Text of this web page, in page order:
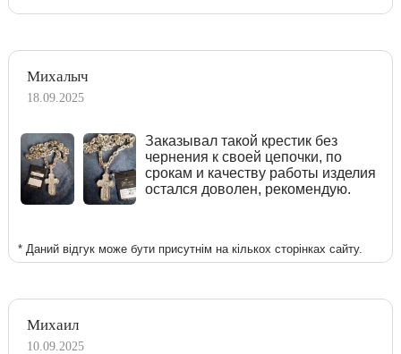
Михалыч
18.09.2025
Заказывал такой крестик без
чернения к своей цепочки, по
срокам и качеству работы изделия
остался доволен, рекомендую.
* Даний відгук може бути присутнім на кількох сторінках сайту.
Михаил
10.09.2025